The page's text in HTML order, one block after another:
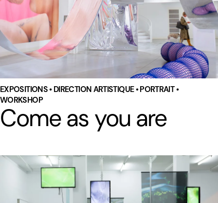
EXPOSITIONS • DIRECTION ARTISTIQUE • PORTRAIT •
WORKSHOP
Come as you are